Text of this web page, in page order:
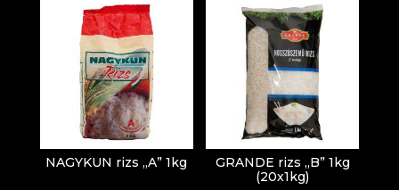
NAGYKUN rizs „A” 1kg
GRANDE rizs „B” 1kg
(20x1kg)